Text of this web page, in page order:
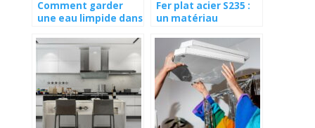
Comment garder
une eau limpide dans
Fer plat acier S235 :
un matériau
projets de
construction et
d’aménagement